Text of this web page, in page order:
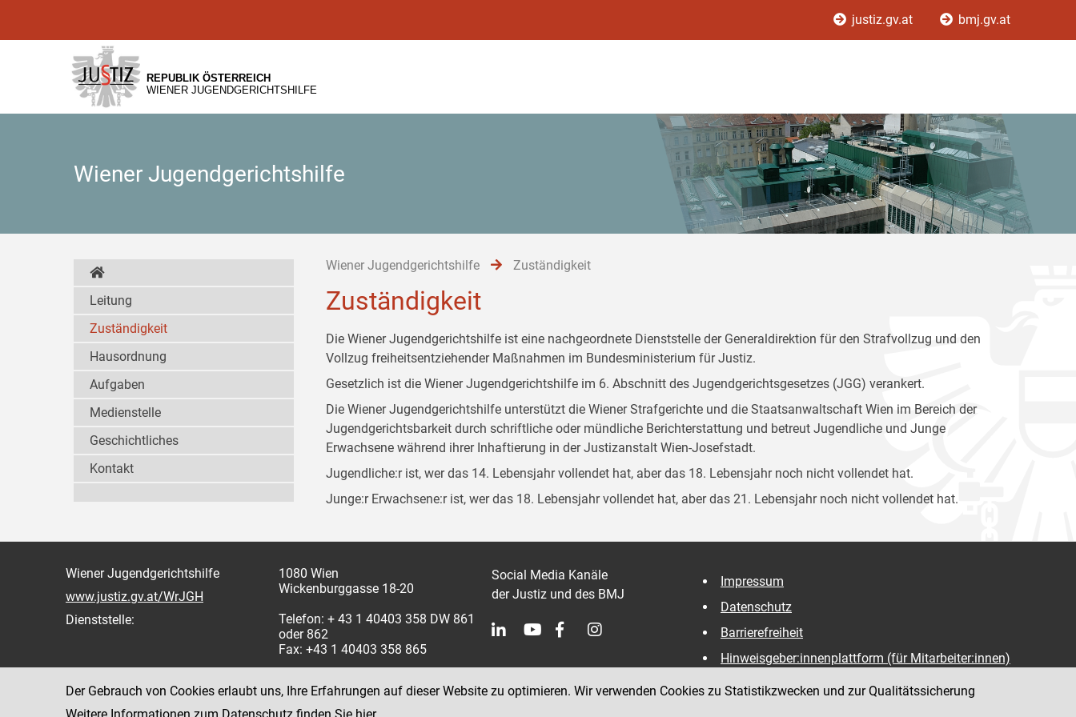
[1]
[2]
[3]
justiz.gv.at bmj.gv.at
REPUBLIK ÖSTERREICH
WIENER JUGENDGERICHTSHILFE
Wiener Jugendgerichtshilfe
Wiener Jugendgerichtshilfe Zuständigkeit
Zuständigkeit
Die Wiener Jugendgerichtshilfe ist eine nachgeordnete Dienststelle der Generaldirektion für den Strafvollzug und den
Vollzug freiheitsentziehender Maßnahmen im Bundesministerium für Justiz.
Gesetzlich ist die Wiener Jugendgerichtshilfe im 6. Abschnitt des Jugendgerichtsgesetzes (JGG) verankert.
Die Wiener Jugendgerichtshilfe unterstützt die Wiener Strafgerichte und die Staatsanwaltschaft Wien im Bereich der
Jugendgerichtsbarkeit durch schriftliche oder mündliche Berichterstattung und betreut Jugendliche und Junge
Erwachsene während ihrer Inhaftierung in der Justizanstalt Wien-Josefstadt.
Jugendliche:r ist, wer das 14. Lebensjahr vollendet hat, aber das 18. Lebensjahr noch nicht vollendet hat.
Junge:r Erwachsene:r ist, wer das 18. Lebensjahr vollendet hat, aber das 21. Lebensjahr noch nicht vollendet hat.
Leitung
Zuständigkeit
Hausordnung
Aufgaben
Medienstelle
Geschichtliches
Kontakt
Wiener Jugendgerichtshilfe
www.justiz.gv.at/WrJGH
Dienststelle:
1080 Wien
Wickenburggasse 18-20
Telefon: + 43 1 40403 358 DW 861
oder 862
Fax: +43 1 40403 358 865
Social Media Kanäle
der Justiz und des BMJ
Impressum
Datenschutz
Barrierefreiheit
Hinweisgeber:innenplattform (für Mitarbeiter:innen)
Der Gebrauch von Cookies erlaubt uns, Ihre Erfahrungen auf dieser Website zu optimieren. Wir verwenden Cookies zu Statistikzwecken und zur Qualitätssicherung